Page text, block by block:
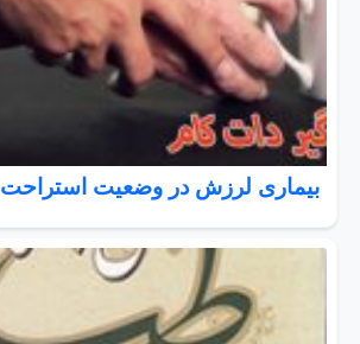
بیماری لرزش در وضعیت استراحت